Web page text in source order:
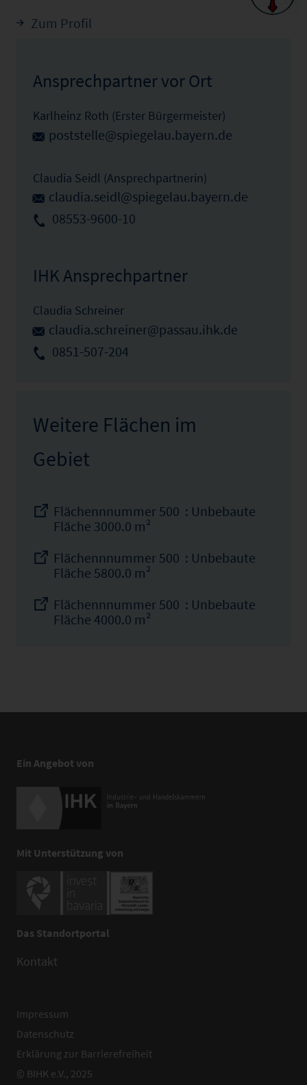
Zum Profil
Ansprechpartner vor Ort
Karlheinz Roth (Erster Bürgermeister)
poststelle@spiegelau.bayern.de
Claudia Seidl (Ansprechpartnerin)
claudia.seidl@spiegelau.bayern.de
08553-9600-10
IHK Ansprechpartner
Claudia Schreiner
claudia.schreiner@passau.ihk.de
0851-507-204
Weitere Flächen im
Gebiet
Flächennnummer 500 : Unbebaute
Fläche 3000.0 m²
Flächennnummer 500 : Unbebaute
Fläche 5800.0 m²
Flächennnummer 500 : Unbebaute
Fläche 4000.0 m²
Ein Angebot von
Mit Unterstützung von
Das Standortportal
Kontakt
Impressum
Datenschutz
Erklärung zur Barrierefreiheit
© BIHK e.V., 2025